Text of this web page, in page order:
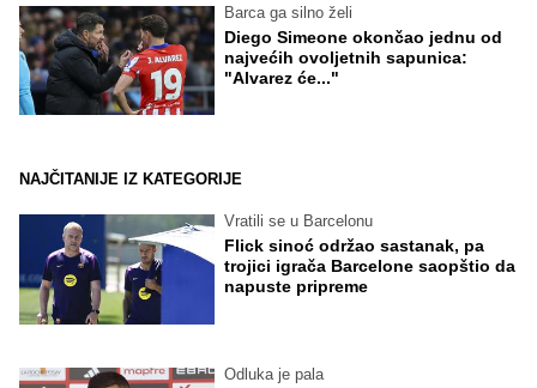
Barca ga silno želi
Diego Simeone okončao jednu od
najvećih ovoljetnih sapunica:
"Alvarez će..."
NAJČITANIJE IZ KATEGORIJE
Vratili se u Barcelonu
Flick sinoć održao sastanak, pa
trojici igrača Barcelone saopštio da
napuste pripreme
Odluka je pala